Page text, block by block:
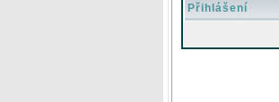
Přihlášení